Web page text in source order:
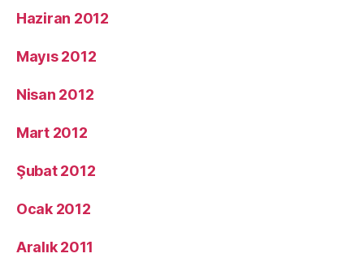
Haziran 2012
Mayıs 2012
Nisan 2012
Mart 2012
Şubat 2012
Ocak 2012
Aralık 2011